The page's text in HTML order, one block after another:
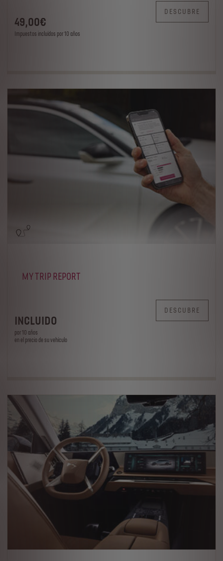
49,00€
Impuestos incluídos por 10 años
DESCUBRE
MY TRIP REPORT
INCLUIDO
por 10 años
en el precio de su vehículo
DESCUBRE